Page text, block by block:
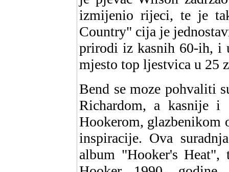
izmijenio rijeci, te je
Country" cija je
prirodi iz kasnih 60-ih, i
mjesto top ljestvica u 25
Bend se moze pohvaliti
Richardom, a kasnije i
Hookerom, glazbenikom
inspiracije. Ova
album "Hooker's